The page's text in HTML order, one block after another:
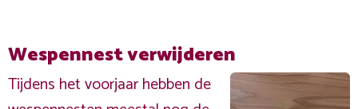
Wespennest verwijderen
Tijdens het voorjaar hebben de